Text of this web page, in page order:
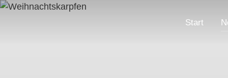
Start